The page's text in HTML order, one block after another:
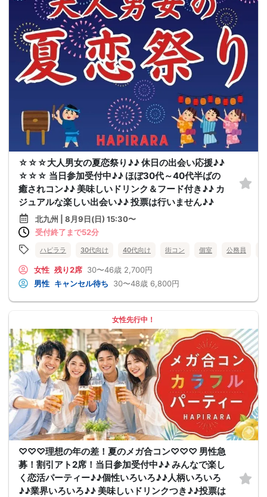
☆☆☆大人男女の夏恋祭り♪♪ 休日の出会い応援♪♪
☆☆☆ 当日参加受付中♪♪ ほぼ30代～40代半ばの
癒されコン♪♪ 美味しいドリンク＆フード付き♪♪ カ
ジュアルな楽しい出会い♪♪ 投票は行いません♪♪
北九州 | 8月9日(日) 15:30〜
受付終了まで52分
ハピララ 30代向け 40代向け 街コン 個室 公務員
女性 残り2席 30〜46歳 2,700円
男性 キャンセル待ち 30〜48歳 6,800円
女性先行中！
♡♡♡理想の年の差！夏のメガ合コン♡♡♡ 男性急
募！割引アト2席！当日参加受付中♪♪ みんなで楽し
く恋活パーティー♪♪個性いろいろ♪♪人柄いろいろ
♪♪業界いろいろ♪♪ 美味しいドリンクつき♪♪投票は